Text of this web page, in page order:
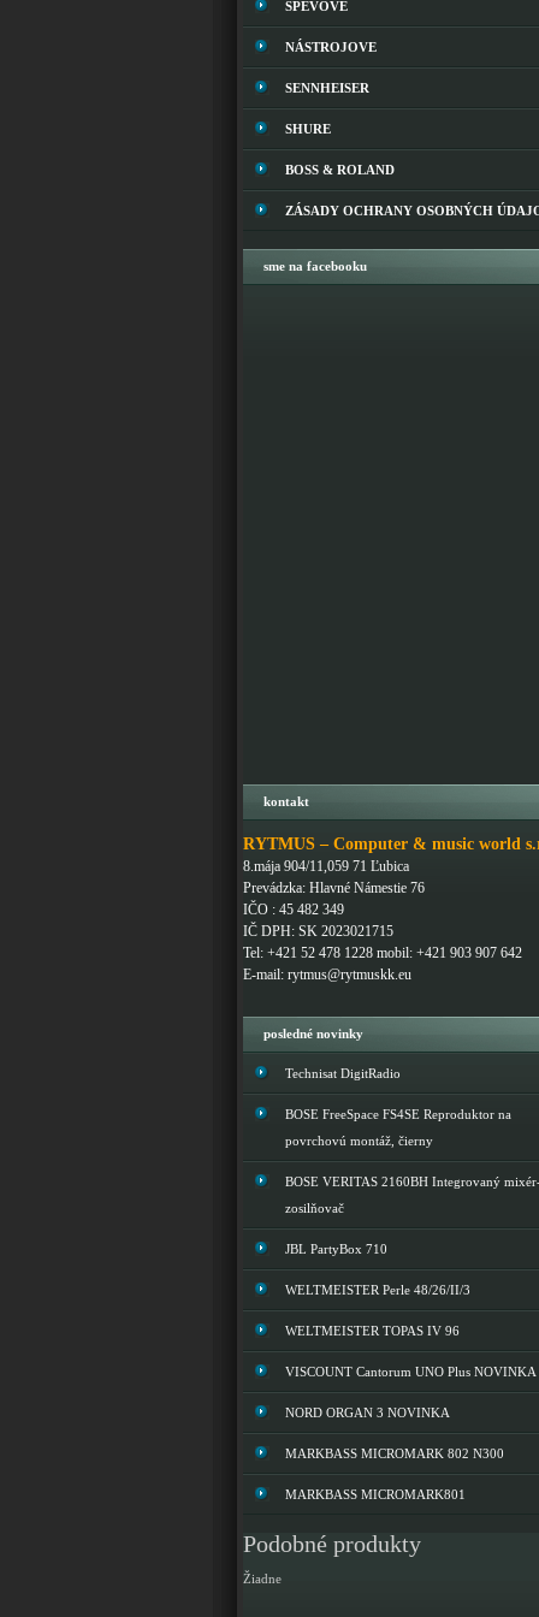
SPEVOVE
NÁSTROJOVE
SENNHEISER
SHURE
BOSS & ROLAND
ZÁSADY OCHRANY OSOBNÝCH
sme na facebooku
kontakt
RYTMUS – Computer & music world
8.mája 904/11,059 71 Ľubica
Prevádzka: Hlavné Námestie 76
IČO : 45 482 349
IČ DPH: SK 2023021715
Tel: +421 52 478 1228 mobil: +421 903 907 642
E-mail: rytmus@rytmuskk.eu
posledné novinky
Technisat DigitRadio
BOSE FreeSpace FS4SE Reproduktor na
povrchovú montáž, čierny
BOSE VERITAS 2160BH Integrovaný
zosilňovač
JBL PartyBox 710
WELTMEISTER Perle 48/26/II/3
WELTMEISTER TOPAS IV 96
VISCOUNT Cantorum UNO Plus NOVINKA
NORD ORGAN 3 NOVINKA
MARKBASS MICROMARK 802 N300
MARKBASS MICROMARK801
Podobné produkty
Žiadne